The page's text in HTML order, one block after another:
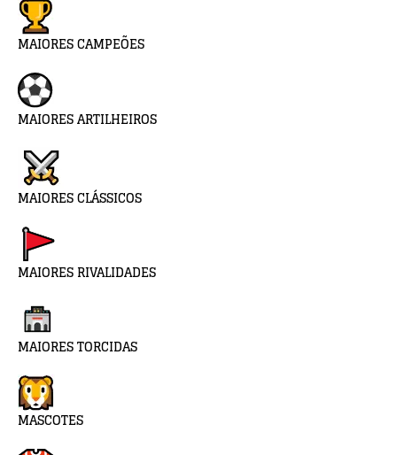
MAIORES CAMPEÕES
MAIORES ARTILHEIROS
MAIORES CLÁSSICOS
MAIORES RIVALIDADES
MAIORES TORCIDAS
MASCOTES